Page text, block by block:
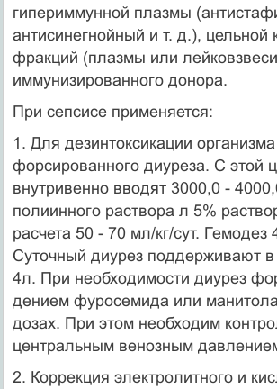
гипериммунной плазмы
антисинегнойный и т. д.), цельной
фракций (плазмы или
иммунизированного донора.
При сепсисе применяется:
1. Для дезинтоксикации
форсированного диуреза. С этой
внутривенно вводят 3000,0 -
полиинного раствора л 5%
расчета 50 - 70 мл/кг/сут. Гемодез
Суточный диурез поддерживают
4л. При необходимости диурез
дением фуросемида или
дозах. При этом необходим
центральным венозным
2. Коррекция электролитного и